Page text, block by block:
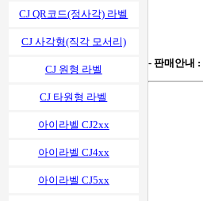
CJ QR코드(정사각) 라벨
CJ 사각형(직각 모서리)
CJ 원형 라벨
CJ 타원형 라벨
아이라벨 CJ2xx
아이라벨 CJ4xx
아이라벨 CJ5xx
- 판매안내 :